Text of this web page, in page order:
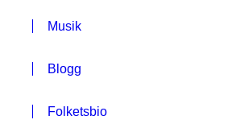
Musik
Blogg
Folketsbio